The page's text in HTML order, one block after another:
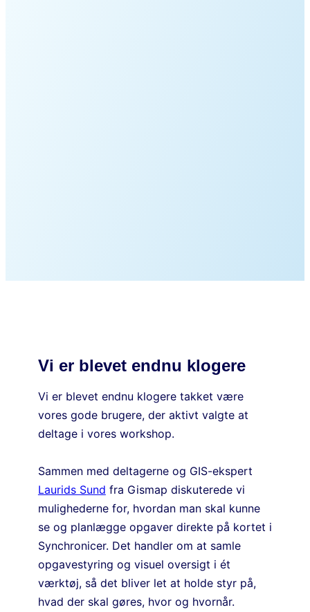
Vi er blevet endnu klogere
Vi er blevet endnu klogere takket være
vores gode brugere, der aktivt valgte at
deltage i vores workshop.
Sammen med deltagerne og GIS-ekspert
Laurids Sund fra Gismap diskuterede vi
mulighederne for, hvordan man skal kunne
se og planlægge opgaver direkte på kortet i
Synchronicer. Det handler om at samle
opgavestyring og visuel oversigt i ét
værktøj, så det bliver let at holde styr på,
hvad der skal gøres, hvor og hvornår.